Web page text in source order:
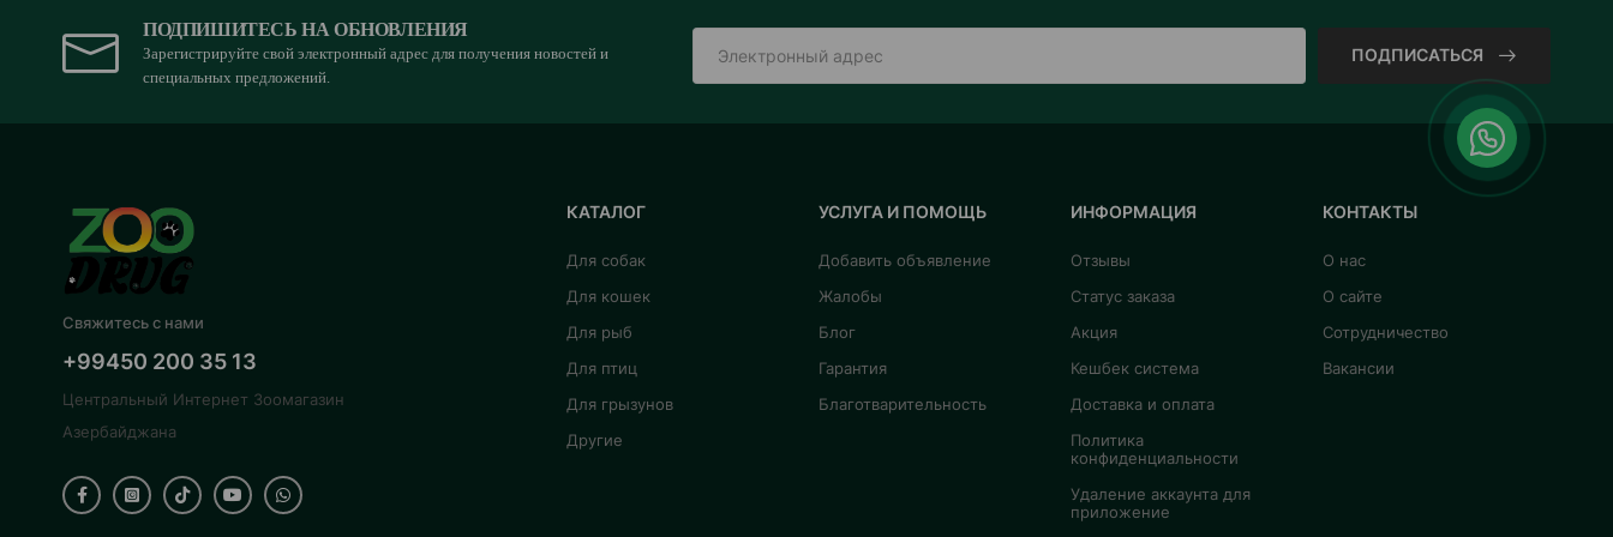
ПОДПИШИТЕСЬ НА ОБНОВЛЕНИЯ
Зарегистрируйте свой электронный адрес для получения новостей и
специальных предложений.
ПОДПИСАТЬСЯ
Свяжитесь с нами
+99450 200 35 13
Центральный Интернет Зоомагазин
Азербайджана
КАТАЛОГ
Для собак
Для кошек
Для рыб
Для птиц
Для грызунов
Другие
УСЛУГА И ПОМОЩЬ
Добавить объявление
Жалобы
Блог
Гарантия
Благотварительность
ИНФОРМАЦИЯ
Отзывы
Статус заказа
Акция
Кешбек система
Доставка и оплата
Политика
конфиденциальности
Удаление аккаунта для
приложение
КОНТАКТЫ
О нас
О сайте
Сотрудничество
Вакансии